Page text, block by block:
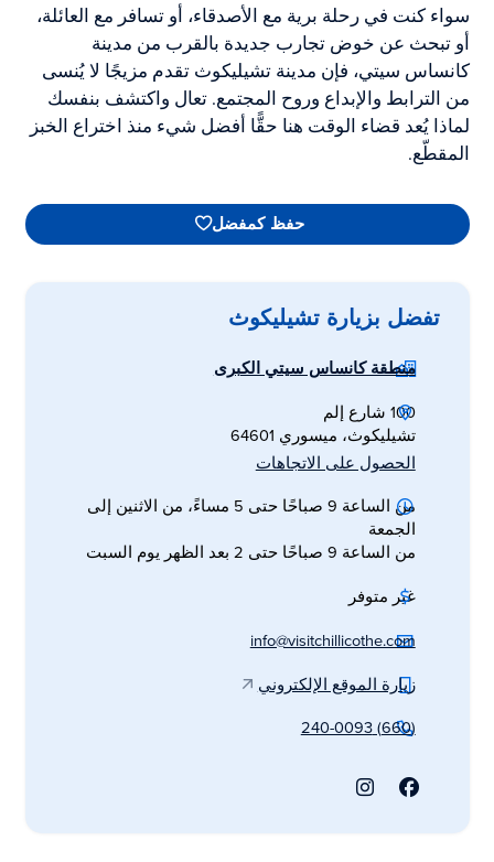
سواء كنت في رحلة برية مع الأصدقاء، أو تسافر مع العائلة،
أو تبحث عن خوض تجارب جديدة بالقرب من مدينة
كانساس سيتي، فإن مدينة تشيليكوث تقدم مزيجًا لا يُنسى
من الترابط والإبداع وروح المجتمع. تعال واكتشف بنفسك
لماذا يُعد قضاء الوقت هنا حقًّا أفضل شيء منذ اختراع الخبز
المقطّع.
حفظ كمفضل
تفضل بزيارة تشيليكوث
منطقة كانساس سيتي الكبرى
100 شارع إلم
تشيليكوث، ميسوري 64601
الحصول على الاتجاهات
من الساعة 9 صباحًا حتى 5 مساءً، من الاثنين إلى
الجمعة
من الساعة 9 صباحًا حتى 2 بعد الظهر يوم السبت
غير متوفر
info@visitchillicothe.com
زيارة الموقع الإلكتروني
(660) 240-0093